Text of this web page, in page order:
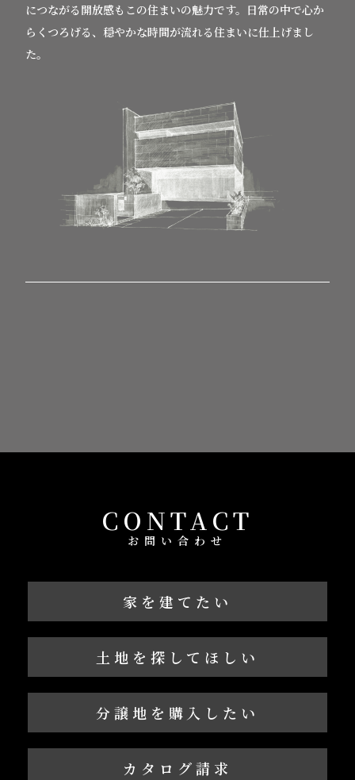
につながる開放感もこの住まいの魅力です。 日常の中で心か
らくつろげる、穏やかな時間が流れる住まいに仕上げまし
た。
CONTACT
お問い合わせ
家を建てたい
土地を探してほしい
分譲地を購入したい
カタログ請求